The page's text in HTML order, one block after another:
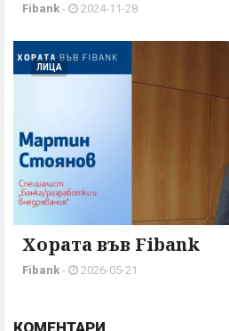
Fibank - 2024-11-28
ЛИЦА
Хората във Fibank
Fibank - 2026-05-21
КОМЕНТАРИ